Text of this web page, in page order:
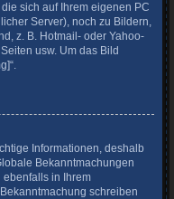
sich auf Ihrem eigenen PC
Server), noch zu Bildern,
z. B. Hotmail- oder Yahoo-
usw. Um das Bild
Informationen, deshalb
Bekanntmachungen
in Ihrem
schreiben